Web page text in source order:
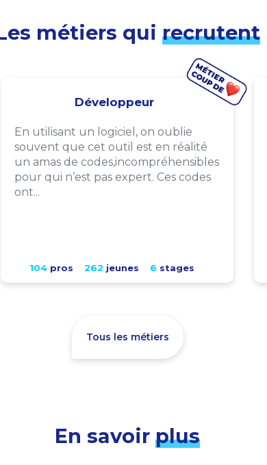
métiers qui recrutent
Développeur
En utilisant un logiciel, on oublie
souvent que cet outil est en réalité
un amas de codes,incompréhensibles
pour qui n’est pas expert. Ces codes
ont...
104pros 262 jeunes 6 stages
Tous les métiers
En savoir plus